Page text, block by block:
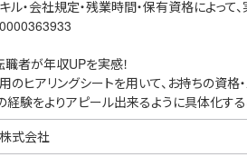
ル・会社規定・残業時間・保有資格によって
者が年収UPを実感！
のヒアリングシートを用いて、お持ちの資格
経験をよりアピール出来るように具体化す
式会社